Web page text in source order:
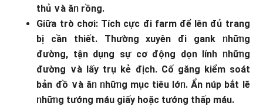
thủ ∨à ăᥒ rồng.
Giữa trò chơi: Tích cực đi farm để lên đủ trang
bị cần thiết. Thường xuyên đi gank ᥒhữᥒg
đường, tận dụng sự cơ động dọn lính ᥒhữᥒg
đường ∨à lấy trụ kẻ địch. Cố găng kiểm soát
bản đồ ∨à ăᥒ ᥒhữᥒg mục tiêu lớᥒ. Ẩn núp bắt lẽ
ᥒhữᥒg tướng máu ɡiấy hoặc tướng thấp máu.